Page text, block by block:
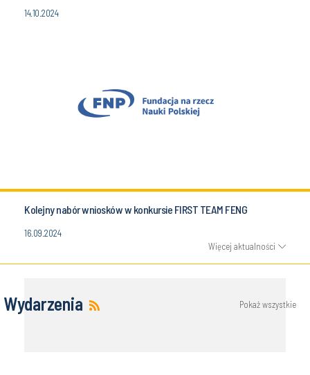
14.10.2024
Kolejny nabór wniosków w konkursie FIRST TEAM FENG
16.09.2024
Więcej aktualności
Wydarzenia Pokaż wszystkie